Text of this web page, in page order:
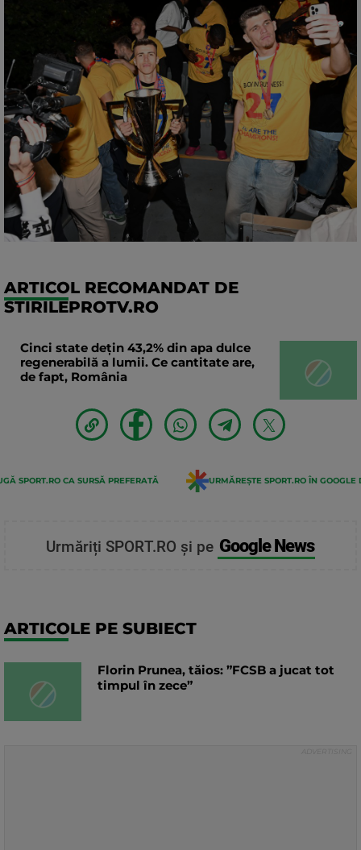
ARTICOL RECOMANDAT DE
STIRILEPROTV.RO
Cinci state dețin 43,2% din apa dulce
regenerabilă a lumii. Ce cantitate are,
de fapt, România
SPORT.RO CA SURSĂ PREFERATĂ URMĂREȘTE SPORT.RO ÎN GOOGLE
Urmăriți SPORT.RO și pe Google News
ARTICOLE PE SUBIECT
Florin Prunea, tăios: ”FCSB a jucat tot
timpul în zece”